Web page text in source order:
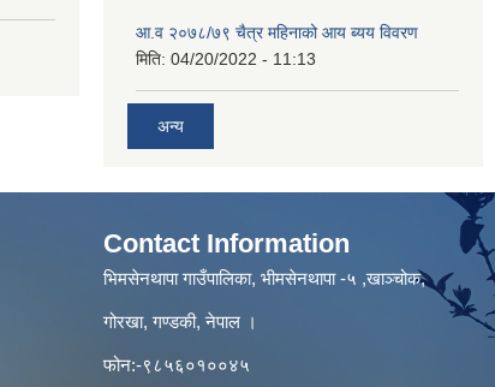
आ.व २०७८/७९ चैत्र महिनाको आय ब्यय विवरण
मिति: 04/20/2022 - 11:13
अन्य
Contact Information
भिमसेनथापा गाउँपालिका, भीमसेनथापा -५ ,खाञ्चोक,
गोरखा, गण्डकी, नेपाल ।
फोन:-९८५६०१००४५